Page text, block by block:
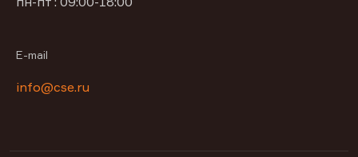
E-mail
info@cse.ru